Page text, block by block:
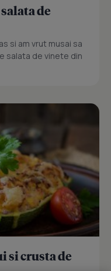
de
si am vrut musai sa
salata de vinete din
si crusta de